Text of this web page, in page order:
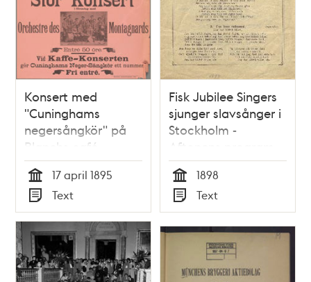
Konsert med
"Cuninghams
negersångkör" på
Blanchs café -
Affisch
Tid
17 april 1895
Typ
Text
Fisk Jubilee Singers
sjunger slavsånger i
Stockholm -
Aftonens program
Tid
1898
Typ
Text